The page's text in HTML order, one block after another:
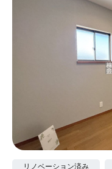
リノベーション済み